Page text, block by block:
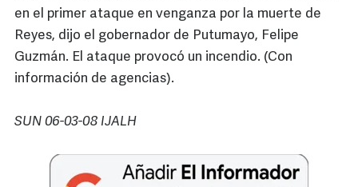
en el primer ataque en venganza por la muerte de
Reyes, dijo el gobernador de Putumayo, Felipe
Guzmán. El ataque provocó un incendio. (Con
información de agencias).
SUN 06-03-08 IJALH